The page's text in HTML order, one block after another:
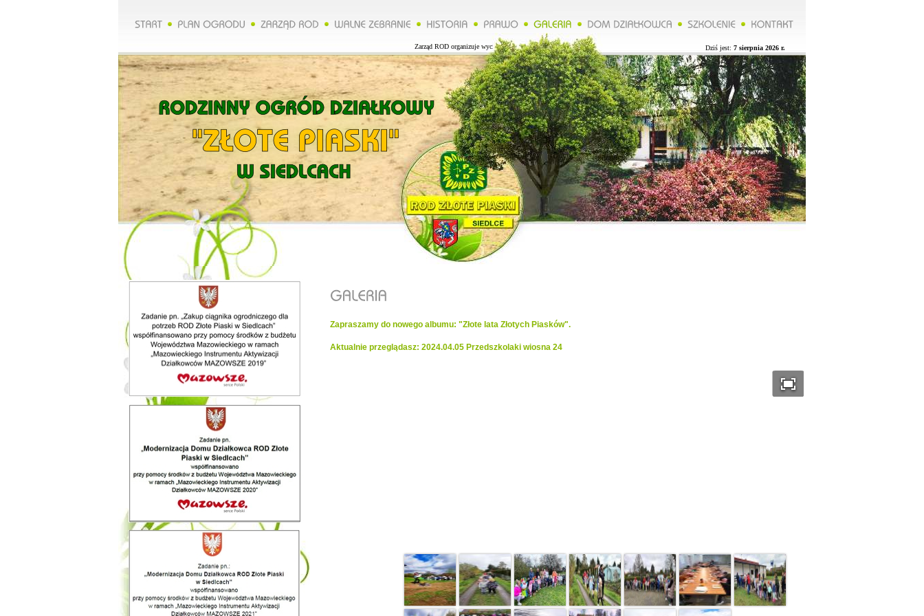
Zarząd ROD organizuje wycieczkę do Lublina więcej na naszej stronie.**********Zarząd ROD organizuje wycieczkę do Lublina więcej na naszej stronie.**********Zarząd ROD
Dziś jest: 7 sierpnia 2026 r.
Zapraszamy do nowego albumu: "Złote lata Złotych Piasków".
Aktualnie przeglądasz: 2024.04.05 Przedszkolaki wiosna 24